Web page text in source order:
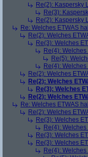
Re(2): Kaspersky
Re(3):
Re(2): Kaspersky
Re: Welches ETWAS
Re(2): Welches
Re(3): Welches
Re(4):
Re(5):
Re(4):
Re(2): Welches
Re(2): Welches
Re(3): Welches
Re(2): Welches
Re: Welches ETWAS
Re(2): Welches
Re(3): Welches
Re(4):
Re(3): Welches
Re(3): Welches
Re(4):